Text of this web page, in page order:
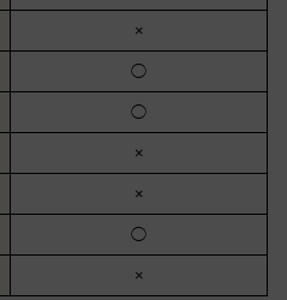
×
◯
◯
×
×
◯
×